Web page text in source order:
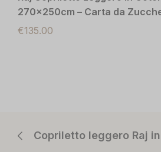
€40.00
Copriletto leggero Raj